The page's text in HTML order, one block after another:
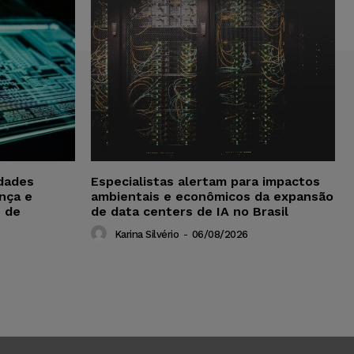
e
de
Especialistas alertam para impactos
ambientais e econômicos da expansão
de data centers de IA no Brasil
Karina Silvério - 06/08/2026